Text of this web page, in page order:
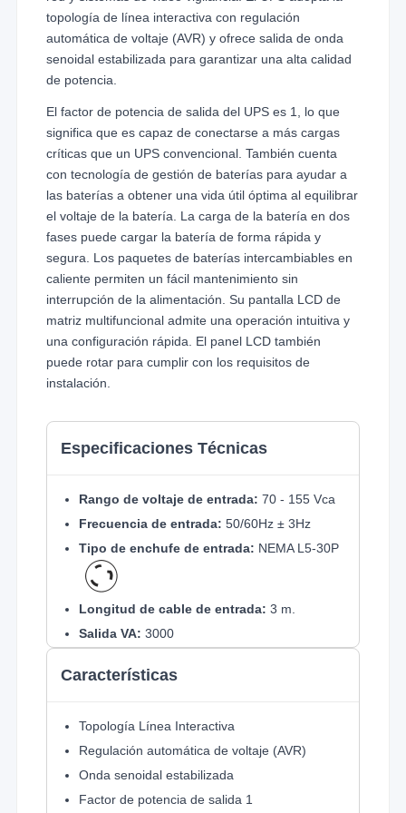
topología de línea interactiva con regulación
automática de voltaje (AVR) y ofrece salida de onda
senoidal estabilizada para garantizar una alta calidad
de potencia.
El factor de potencia de salida del UPS es 1, lo que
significa que es capaz de conectarse a más cargas
críticas que un UPS convencional. También cuenta
con tecnología de gestión de baterías para ayudar a
las baterías a obtener una vida útil óptima al equilibrar
el voltaje de la batería. La carga de la batería en dos
fases puede cargar la batería de forma rápida y
segura. Los paquetes de baterías intercambiables en
caliente permiten un fácil mantenimiento sin
interrupción de la alimentación. Su pantalla LCD de
matriz multifuncional admite una operación intuitiva y
una configuración rápida. El panel LCD también
puede rotar para cumplir con los requisitos de
instalación.
Especificaciones Técnicas
Rango de voltaje de entrada: 70 - 155 Vca
Frecuencia de entrada: 50/60Hz ± 3Hz
Tipo de enchufe de entrada: NEMA L5-30P
Longitud de cable de entrada: 3 m.
Salida VA: 3000
Factor de potencia:
energía)
Tipos de tomas:8 x NEMA 5-20R
y 1 NEMA L5-30R
Características
Topología Línea Interactiva
Regulación automática de voltaje (AVR)
Onda senoidal estabilizada
Factor de potencia de salida 1